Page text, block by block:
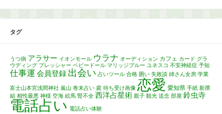
タグ
うつ病 アラサー イオンモール ウラナ オーディション カフェ カード グラ
ウディング プレッシャー ベビードール マリッジブルー ユネスコ 不安神経症 予知
仕事運 会員登録 出会い 占いツール 合格 囲い 失敗談 姉さん女房 学業
富士山本宮浅間神社 嵐山 巻末占い 庭 待ち受け画像 恋愛 愛知県 手紙 新撰
組 相性最悪 神様 空海 絵馬 腎不全 西洋占星術 親子 観光 送念 部屋 鈴虫寺
電話占い 電話占い体験